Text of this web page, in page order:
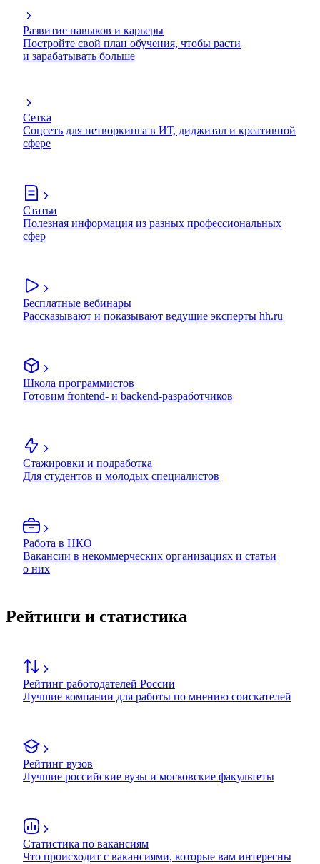
Развитие навыков и карьеры
Постройте свой план обучения, чтобы расти
и зарабатывать больше
Сетка
Соцсеть для нетворкинга в ИТ, диджитал и креативной
сфере
Статьи
Полезная информация из разных профессиональных
сфер
Бесплатные вебинары
Рассказывают и показывают ведущие эксперты hh.ru
Школа программистов
Готовим frontend- и backend-разработчиков
Стажировки и подработка
Для студентов и молодых специалистов
Работа в НКО
Вакансии в некоммерческих организациях и статьи
о них
Рейтинги и статистика
Рейтинг работодателей России
Лучшие компании для работы по мнению соискателей
Рейтинг вузов
Лучшие российские вузы и московские факультеты
Статистика по вакансиям
Что происходит с вакансиями, которые вам интересны